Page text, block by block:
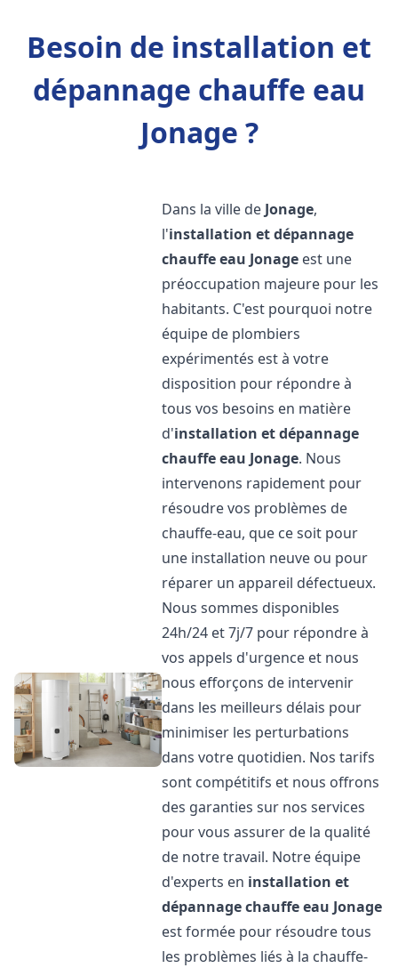
Besoin de installation et
dépannage chauffe eau
Jonage ?
Dans la ville de Jonage,
l'installation et dépannage
chauffe eau Jonage est une
préoccupation majeure pour les
habitants. C'est pourquoi notre
équipe de plombiers
expérimentés est à votre
disposition pour répondre à
tous vos besoins en matière
d'installation et dépannage
chauffe eau Jonage. Nous
intervenons rapidement pour
résoudre vos problèmes de
chauffe-eau, que ce soit pour
une installation neuve ou pour
réparer un appareil défectueux.
Nous sommes disponibles
24h/24 et 7j/7 pour répondre à
vos appels d'urgence et nous
nous efforçons de intervenir
dans les meilleurs délais pour
minimiser les perturbations
dans votre quotidien. Nos tarifs
sont compétitifs et nous offrons
des garanties sur nos services
pour vous assurer de la qualité
de notre travail. Notre équipe
d'experts en installation et
dépannage chauffe eau Jonage
est formée pour résoudre tous
les problèmes liés à la chauffe-